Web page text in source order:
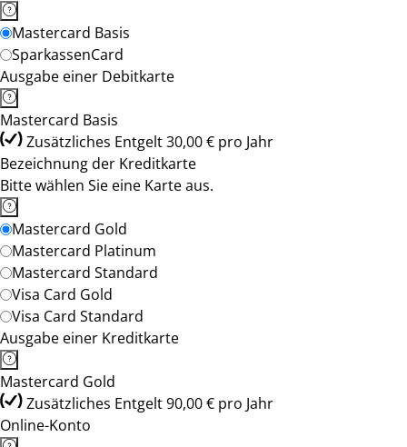
Mastercard Basis
SparkassenCard
Ausgabe einer Debitkarte
Mastercard Basis
Zusätzliches Entgelt 30,00 € pro Jahr
Bezeichnung der Kreditkarte
Bitte wählen Sie eine Karte aus.
Mastercard Gold
Mastercard Platinum
Mastercard Standard
Visa Card Gold
Visa Card Standard
Ausgabe einer Kreditkarte
Mastercard Gold
Zusätzliches Entgelt 90,00 € pro Jahr
Online-Konto